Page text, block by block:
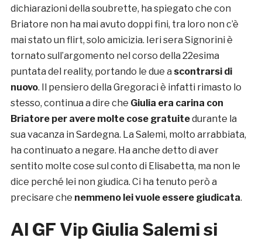
dichiarazioni della soubrette, ha spiegato che con
Briatore non ha mai avuto doppi fini, tra loro non c’è
mai stato un flirt, solo amicizia. Ieri sera Signorini è
tornato sull’argomento nel corso della 22esima
puntata del reality, portando le due a scontrarsi di
nuovo. Il pensiero della Gregoraci è infatti rimasto lo
stesso, continua a dire che Giulia era carina con
Briatore per avere molte cose gratuitedurante la
sua vacanza in Sardegna. La Salemi, molto arrabbiata,
ha continuato a negare. Ha anche detto di aver
sentito molte cose sul conto di Elisabetta, ma non le
dice perché lei non giudica. Ci ha tenuto però a
precisare che nemmeno lei vuole essere giudicata.
Al GF Vip Giulia Salemi si